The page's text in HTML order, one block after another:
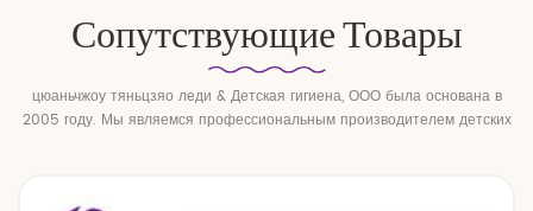
Сопутствующие Товары
цюаньчжоу тяньцзяо леди & Детская гигиена, ООО была основана в
2005 году. Мы являемся профессиональным производителем детских